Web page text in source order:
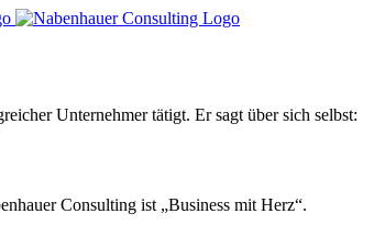
Unternehmer tätigt. Er sagt über sich selbst:
Consulting ist „Business mit Herz“.